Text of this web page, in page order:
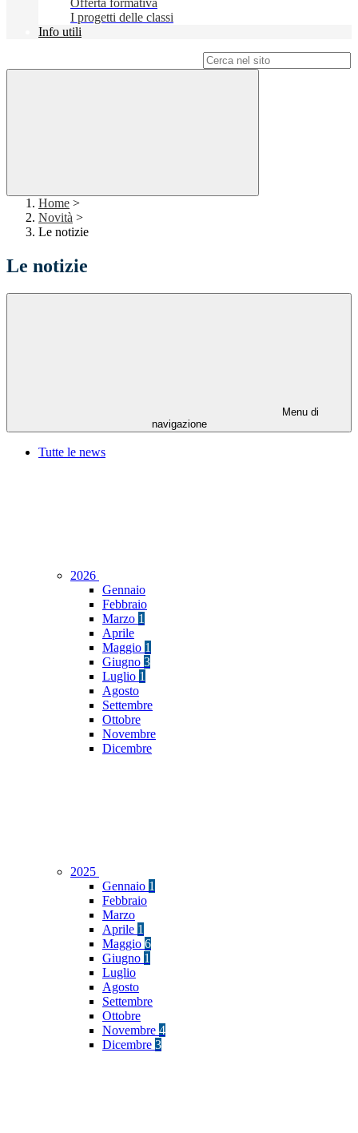
Offerta formativa
I progetti delle classi
Info utili
Home >
Novità >
Le notizie
Le notizie
Menu di
navigazione
Tutte le news
2026
Gennaio
Febbraio
Marzo 1
Aprile
Maggio 1
Giugno 3
Luglio 1
Agosto
Settembre
Ottobre
Novembre
Dicembre
2025
Gennaio 1
Febbraio
Marzo
Aprile 1
Maggio 6
Giugno 1
Luglio
Agosto
Settembre
Ottobre
Novembre 4
Dicembre 3